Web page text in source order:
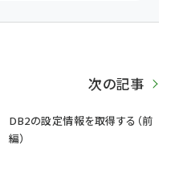
次の記事
DB2の設定情報を取得する（前
編）